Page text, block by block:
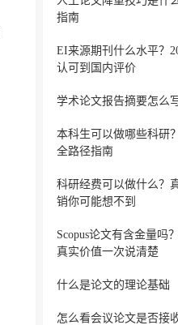
指南
EI来源期刊什么水平？
认可到国内评价
学术论文报告摘要怎么
本科生可以做哪些科研
全路径指南
科研经费可以做什么？
销你可能想不到
Scopus论文有含金量吗
真实价值一次说清楚
什么是论文的理论基础
怎么看会议论文是否接